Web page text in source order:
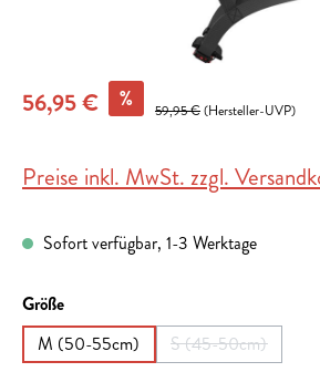
56,95 € % 59,95 €(Hersteller-UVP)
Preise inkl. MwSt. zzgl.
Sofort verfügbar, 1-3 Werktage
Größeauswählen
M (50-55cm)
S (45-50cm)
(Diese Option